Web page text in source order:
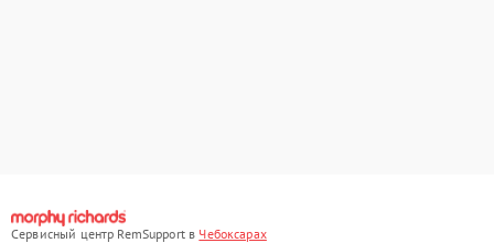
Сервисный центр RemSupport в Чебоксарах